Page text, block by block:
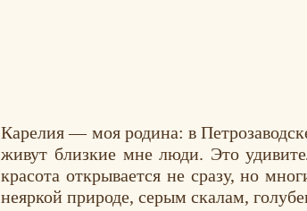
Карелия — моя родина: в
живут близкие мне люди. Это
красота открывается не сразу, но
неяркой природе, серым скалам,